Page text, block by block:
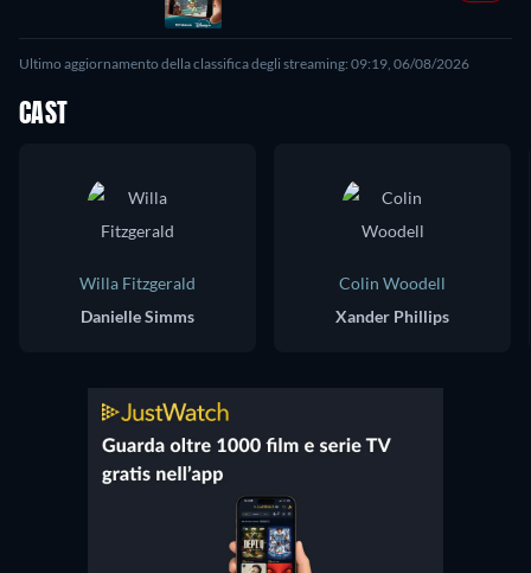
Ultimo aggiornamento della classifica degli streaming: 09:19, 06/08/2026
CAST
Willa Fitzgerald
Danielle Simms
Colin Woodell
Xander Phillips